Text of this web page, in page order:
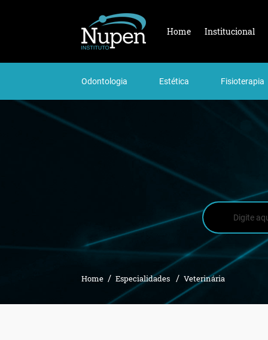
Home Institucional
Odontologia Estética Fisioterapia
Home Especialidades Veterinária